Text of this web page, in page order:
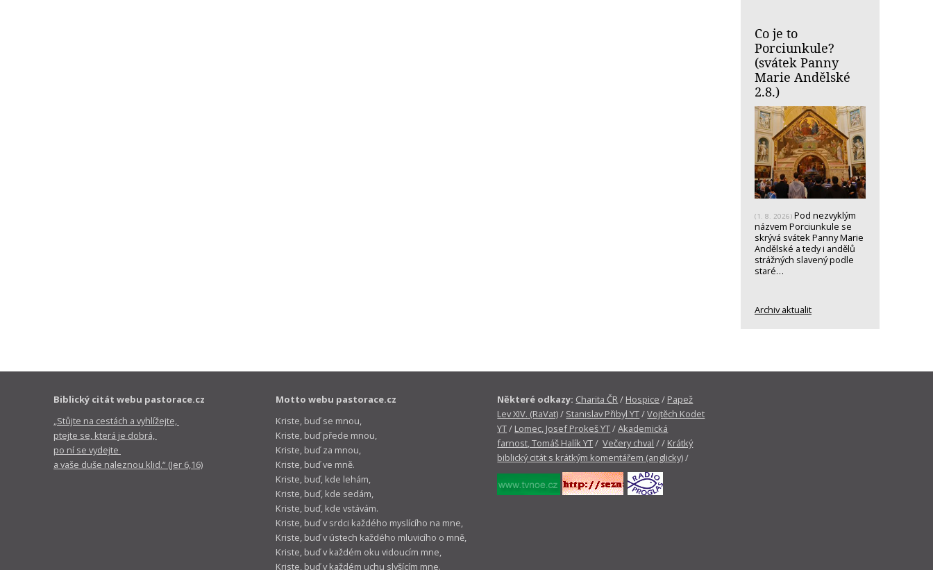
Co je to
Porciunkule?
(svátek Panny
Marie Andělské
2.8.)
(1. 8. 2026) Pod nezvyklým
názvem Porciunkule se
skrývá svátek Panny Marie
Andělské a tedy i andělů
strážných slavený podle
staré…
Archiv aktualit
Biblický citát webu pastorace.cz
„Stůjte na cestách a vyhlížejte,
ptejte se, která je dobrá,
po ní se vydejte
a vaše duše naleznou klid.“ (Jer 6,16)
Motto webu pastorace.cz
Kriste, buď se mnou,
Kriste, buď přede mnou,
Kriste, buď za mnou,
Kriste, buď ve mně.
Kriste, buď, kde lehám,
Kriste, buď, kde sedám,
Kriste, buď, kde vstávám.
Kriste, buď v srdci každého myslícího na mne,
Kriste, buď v ústech každého mluvicího o mně,
Kriste, buď v každém oku vidoucím mne,
Kriste, buď v každém uchu slyšícím mne.
Některé odkazy: Charita ČR/ Hospice / Papež
Lev XIV. (RaVat)/ Stanislav Přibyl YT/Vojtěch Kodet
YT/ Lomec, Josef Prokeš YT/Akademická
farnost, Tomáš Halík YT/Večery chval / / Krátký
biblický citát s krátkým komentářem (anglicky)/